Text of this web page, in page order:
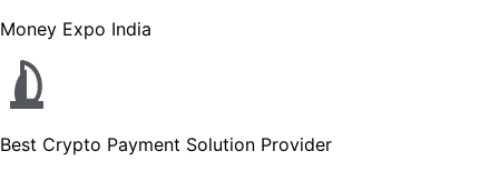
Money Expo India
Best Crypto Payment Solution Provider